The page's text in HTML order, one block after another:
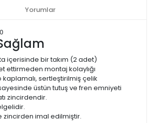
Yorumlar
içerisinde bir takım (2 adet)
ettirmeden montaj kolaylığı
kaplamalı, sertleştirilmiş çelik
üstün tutuş ve fren emniyeti
zincirdendir.
zincirden imal edilmiştir.